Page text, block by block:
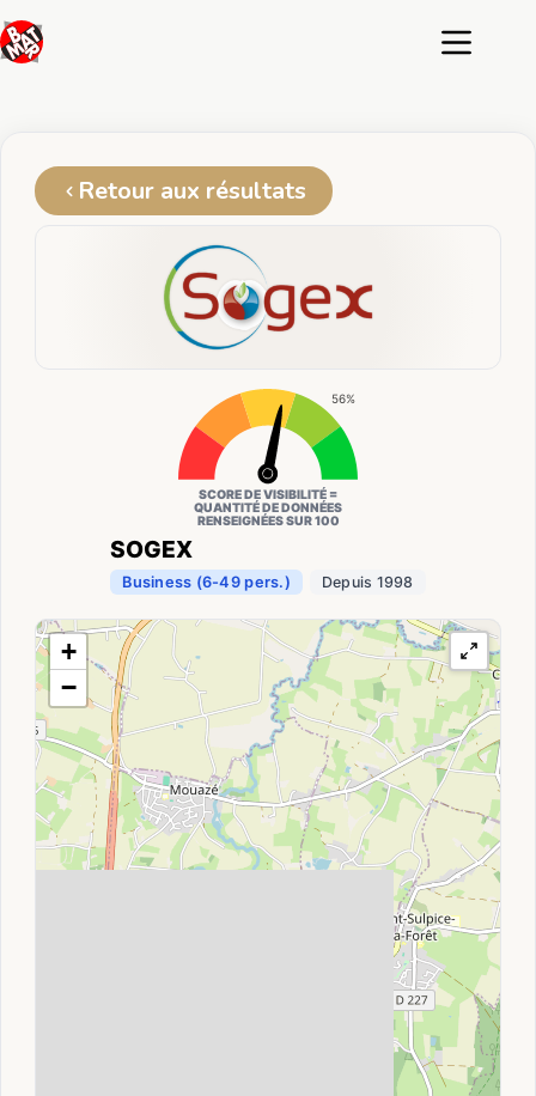
au
contenu
Retour aux résultats
SOGEX
Business (6-49 pers.) Depuis 1998
56%
SCORE DE VISIBILITÉ =
QUANTITÉ DE DONNÉES
RENSEIGNÉES SUR 100
+
−